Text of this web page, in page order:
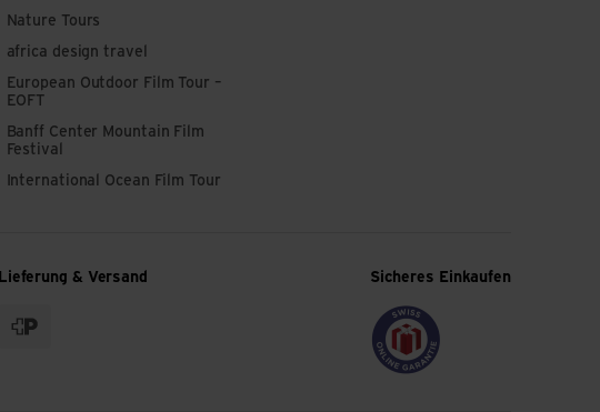
Nature Tours
africa design travel
European Outdoor Film Tour –
EOFT
Banff Center Mountain Film
Festival
International Ocean Film Tour
Lieferung & Versand Sicheres Einkaufen